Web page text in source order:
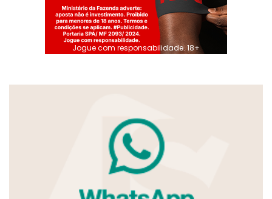
Jogue com responsabilidade. 18+